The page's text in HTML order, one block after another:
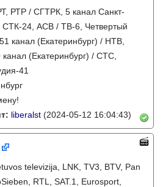
РТР / СГТРК, 5 канал Санкт-
СТК-24, АСВ / ТВ-6, Четвертый
канал (Екатеринбург) / НТВ,
(Екатеринбург) / СТС,
41
liberalst (2024-05-12 16:04:43)
televizija, LNK, TV3, BTV, Pan
RTL, SAT.1, Eurosport,